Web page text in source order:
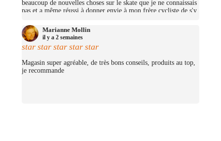
beaucoup de nouvelles choses sur le skate que je ne connaissais
pas et a même réussi à donner envie à mon frère cycliste de s'y
j'ai pu me prendre quelques petites choses et on repassera très
certainement un jour pour nous prendre un cruiser chacun.
(Merciii encore pour les stickers offerts !
Marianne Mollin
il y a 2 semaines
star star star star star
Magasin super agréable, de très bons conseils, produits au top,
je recommande